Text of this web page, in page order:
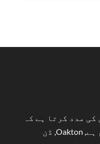
مدد کرتا ہے کہ
ایک کے تمام رضاکار تنظیم ہے, Oakton, ڈن